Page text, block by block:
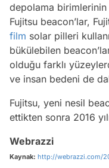
depolama
Fujitsu beacon’lar,
film solar pilleri
bükülebilen
olduğu farklı
ve insan bedeni de
Fujitsu, yeni nesil
ettikten sonra 2016
Webrazzi
Kaynak: http://webrazzi.com/